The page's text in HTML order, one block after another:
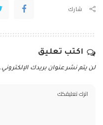
شارك
اكتب تعليق
لن يتم نشر عنوان بريدك الإلكتروني.